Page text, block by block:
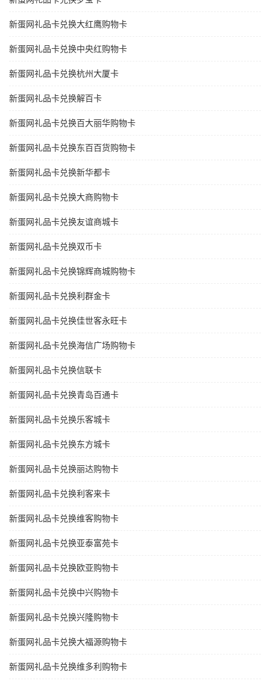
新蛋网礼品卡兑换大红鹰购物卡
新蛋网礼品卡兑换中央红购物卡
新蛋网礼品卡兑换杭州大厦卡
新蛋网礼品卡兑换解百卡
新蛋网礼品卡兑换百大丽华购物卡
新蛋网礼品卡兑换东百百货购物卡
新蛋网礼品卡兑换新华都卡
新蛋网礼品卡兑换大商购物卡
新蛋网礼品卡兑换友谊商城卡
新蛋网礼品卡兑换双币卡
新蛋网礼品卡兑换锦辉商城购物卡
新蛋网礼品卡兑换利群金卡
新蛋网礼品卡兑换佳世客永旺卡
新蛋网礼品卡兑换海信广场购物卡
新蛋网礼品卡兑换信联卡
新蛋网礼品卡兑换青岛百通卡
新蛋网礼品卡兑换乐客城卡
新蛋网礼品卡兑换东方城卡
新蛋网礼品卡兑换丽达购物卡
新蛋网礼品卡兑换利客来卡
新蛋网礼品卡兑换维客购物卡
新蛋网礼品卡兑换亚泰富苑卡
新蛋网礼品卡兑换欧亚购物卡
新蛋网礼品卡兑换中兴购物卡
新蛋网礼品卡兑换兴隆购物卡
新蛋网礼品卡兑换大福源购物卡
新蛋网礼品卡兑换维多利购物卡